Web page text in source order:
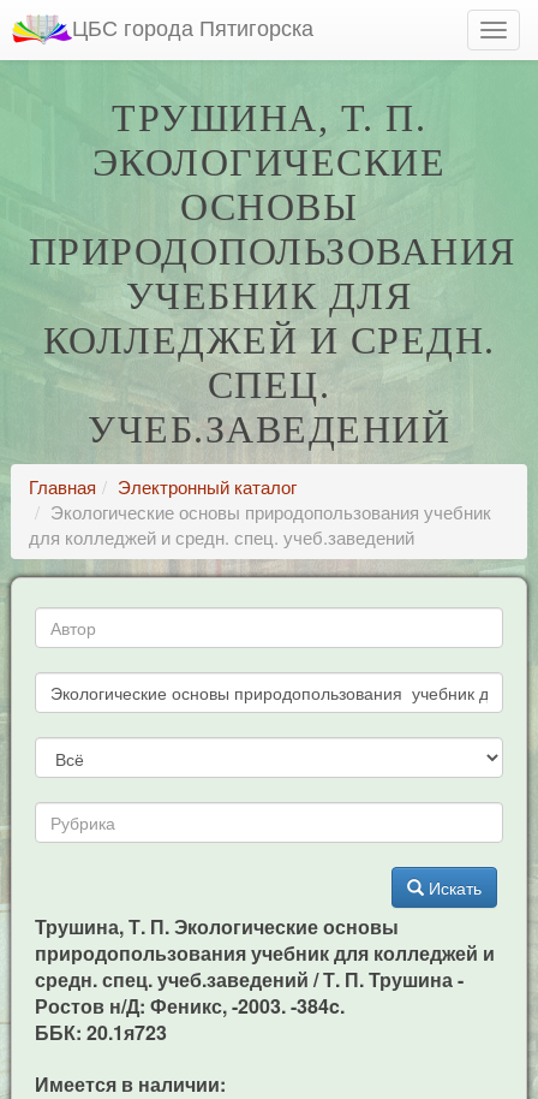
ЦБС города Пятигорска
ТРУШИНА, Т. П.
ЭКОЛОГИЧЕСКИЕ
ОСНОВЫ
ПРИРОДОПОЛЬЗОВАНИЯ
УЧЕБНИК ДЛЯ
КОЛЛЕДЖЕЙ И СРЕДН.
СПЕЦ.
УЧЕБ.ЗАВЕДЕНИЙ
Главная
Электронный каталог
Экологические основы природопользования учебник
для колледжей и средн. спец. учеб.заведений
Искать
Трушина, Т. П. Экологические основы
природопользования учебник для колледжей и
средн. спец. учеб.заведений / Т. П. Трушина -
Ростов н/Д: Феникс, -2003. -384c.
ББК: 20.1я723
Имеется в наличии: